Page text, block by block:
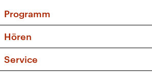
Programm
Sendungen und Podcasts
Musikliste
Hören
Service